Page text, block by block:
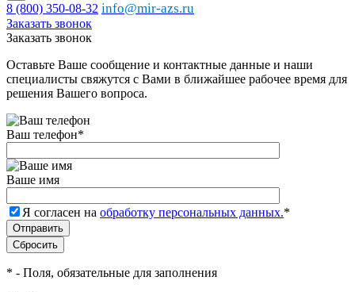
8 (800) 350-08-32 info@mir-azs.ru
Заказать звонок
Заказать звонок
Оставьте Ваше сообщение и контактные данные и наши
специалисты свяжутся с Вами в ближайшее рабочее время для
решения Вашего вопроса.
Ваш телефон*
Ваше имя
Я согласен на обработку персональных данных.*
* - Поля, обязательные для заполнения